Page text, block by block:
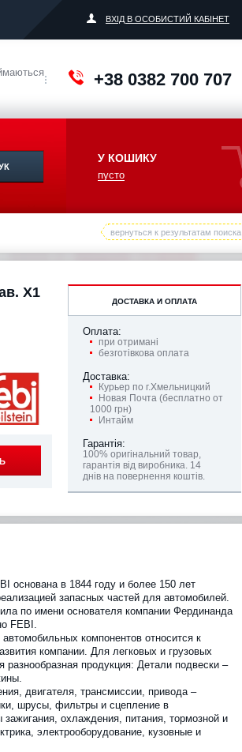
ВХІД В ОСОБИСТИЙ КАБІНЕТ
+38 0382 700 707
У КОШИКУ
пусто
вернуться к результатам поиска
X1
ДОСТАВКА И ОПЛАТА
Оплата:
при отримані
безготівкова оплата
Доставка:
Курьер по г.Хмельницкий
Новая Почта (бесплатно от
1000 грн)
Интайм
Гарантія:
100% оригінальний товар,
гарантія від виробника. 14
днів на повернення коштів.
основана в 1844 году и более 150 лет
запасных частей для автомобилей.
по имени основателя компании Фердинанда
FEBI.
компонентов относится к
компании. Для легковых и грузовых
разнообразная продукция: Детали подвески –
двигателя, трансмиссии, привода –
шрусы, фильтры и сцепление в
охлаждения, питания, тормозной и
электрооборудование, кузовные и